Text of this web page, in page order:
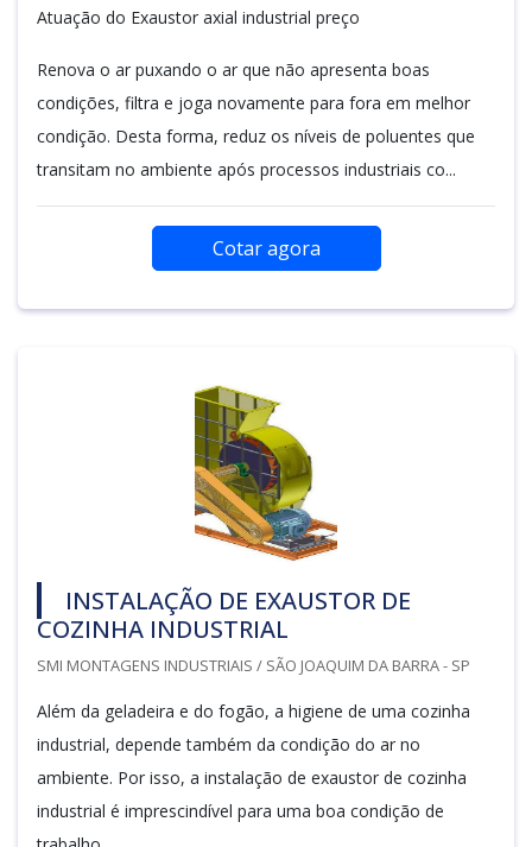
Atuação do Exaustor axial industrial preço
Renova o ar puxando o ar que não apresenta boas
condições, filtra e joga novamente para fora em melhor
condição. Desta forma, reduz os níveis de poluentes que
transitam no ambiente após processos industriais co...
Cotar agora
INSTALAÇÃO DE EXAUSTOR DE
COZINHA INDUSTRIAL
SMI MONTAGENS INDUSTRIAIS / SÃO JOAQUIM DA BARRA - SP
Além da geladeira e do fogão, a higiene de uma cozinha
industrial, depende também da condição do ar no
ambiente. Por isso, a instalação de exaustor de cozinha
industrial é imprescindível para uma boa condição de